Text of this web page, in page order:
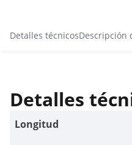
Detalles técnicosDescripción
Detalles
Longitud